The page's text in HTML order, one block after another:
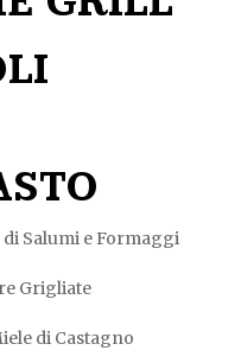
Salumi e Formaggi
Grigliate
di Castagno